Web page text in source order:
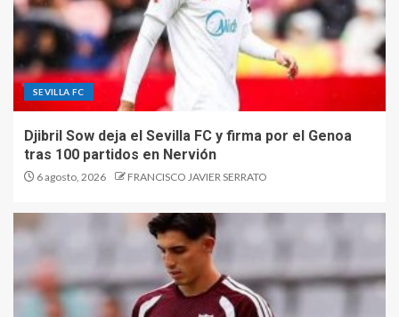
SEVILLA FC
Djibril Sow deja el Sevilla FC y firma por el Genoa
tras 100 partidos en Nervión
6 agosto, 2026 FRANCISCO JAVIER SERRATO